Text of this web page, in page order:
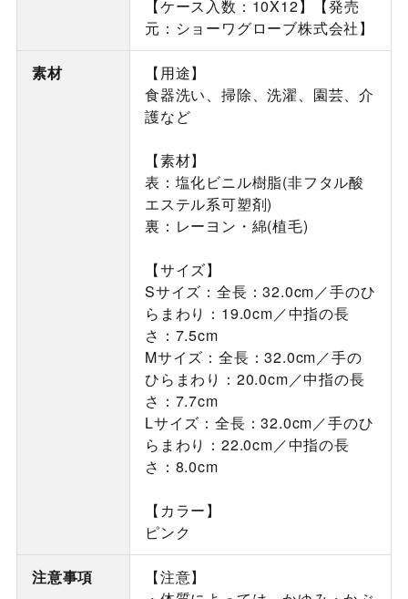
【ケース入数：10X12】【発売
元：ショーワグローブ株式会社】
素材
【用途】
食器洗い、掃除、洗濯、園芸、介
護など
【素材】
表：塩化ビニル樹脂(非フタル酸
エステル系可塑剤)
裏：レーヨン・綿(植毛)
【サイズ】
Sサイズ：全長：32.0cm／手のひ
らまわり：19.0cm／中指の長
さ：7.5cm
Mサイズ：全長：32.0cm／手の
ひらまわり：20.0cm／中指の長
さ：7.7cm
Lサイズ：全長：32.0cm／手のひ
らまわり：22.0cm／中指の長
さ：8.0cm
【カラー】
ピンク
注意事項
【注意】